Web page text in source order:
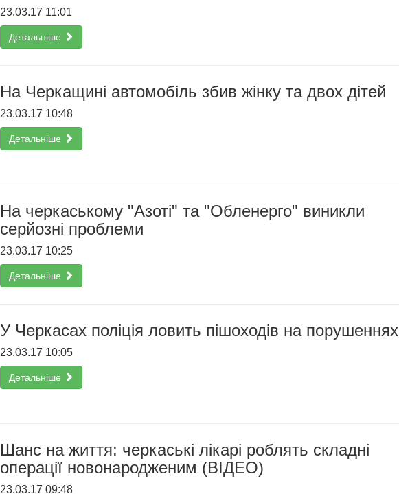
23.03.17 11:01
Детальніше
На Черкащині автомобіль збив жінку та двох дітей
23.03.17 10:48
Детальніше
На черкаському "Азоті" та "Обленерго" виникли
серйозні проблеми
23.03.17 10:25
Детальніше
У Черкасах поліція ловить пішоходів на порушеннях
23.03.17 10:05
Детальніше
Шанс на життя: черкаські лікарі роблять складні
операції новонародженим (ВІДЕО)
23.03.17 09:48